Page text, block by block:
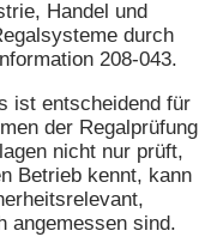
Handel und
durch
208-043.
ist entscheidend für
der Regalprüfung
nicht nur prüft,
Betrieb kennt, kann
angemessen sind.